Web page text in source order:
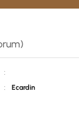
:
: Ecardin